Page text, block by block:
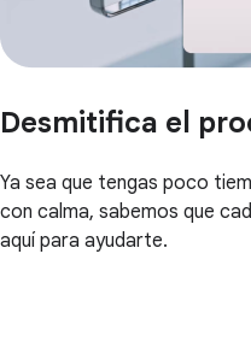
Desmitifica el
Ya sea que tengas poco
con calma, sabemos que
aquí para ayudarte.